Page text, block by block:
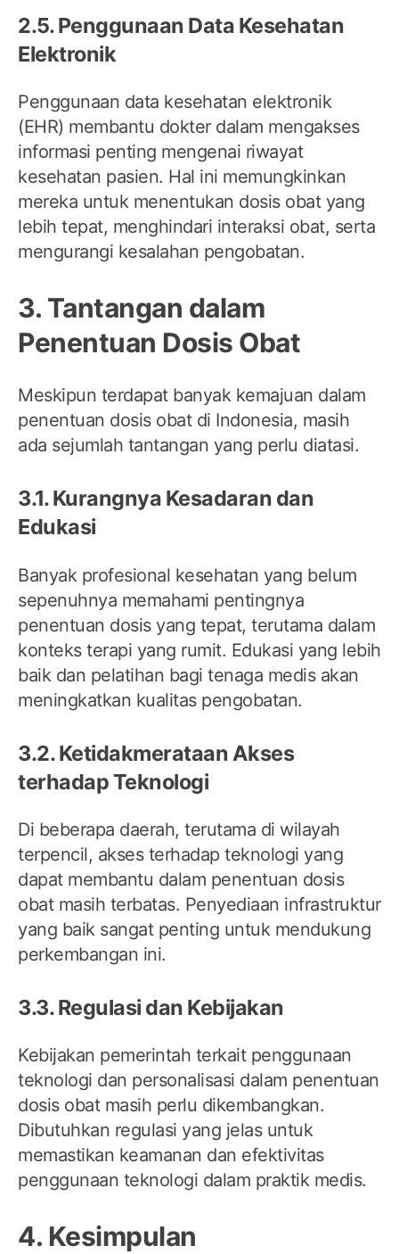
2.5. Penggunaan Data Kesehatan
Elektronik
Penggunaan data kesehatan elektronik
(EHR) membantu dokter dalam mengakses
informasi penting mengenai riwayat
kesehatan pasien. Hal ini memungkinkan
mereka untuk menentukan dosis obat yang
lebih tepat, menghindari interaksi obat, serta
mengurangi kesalahan pengobatan.
3. Tantangan dalam
Penentuan Dosis Obat
Meskipun terdapat banyak kemajuan dalam
penentuan dosis obat di Indonesia, masih
ada sejumlah tantangan yang perlu diatasi.
3.1. Kurangnya Kesadaran dan
Edukasi
Banyak profesional kesehatan yang belum
sepenuhnya memahami pentingnya
penentuan dosis yang tepat, terutama dalam
konteks terapi yang rumit. Edukasi yang lebih
baik dan pelatihan bagi tenaga medis akan
meningkatkan kualitas pengobatan.
3.2. Ketidakmerataan Akses
terhadap Teknologi
Di beberapa daerah, terutama di wilayah
terpencil, akses terhadap teknologi yang
dapat membantu dalam penentuan dosis
obat masih terbatas. Penyediaan infrastruktur
yang baik sangat penting untuk mendukung
perkembangan ini.
3.3. Regulasi dan Kebijakan
Kebijakan pemerintah terkait penggunaan
teknologi dan personalisasi dalam penentuan
dosis obat masih perlu dikembangkan.
Dibutuhkan regulasi yang jelas untuk
memastikan keamanan dan efektivitas
penggunaan teknologi dalam praktik medis.
4. Kesimpulan